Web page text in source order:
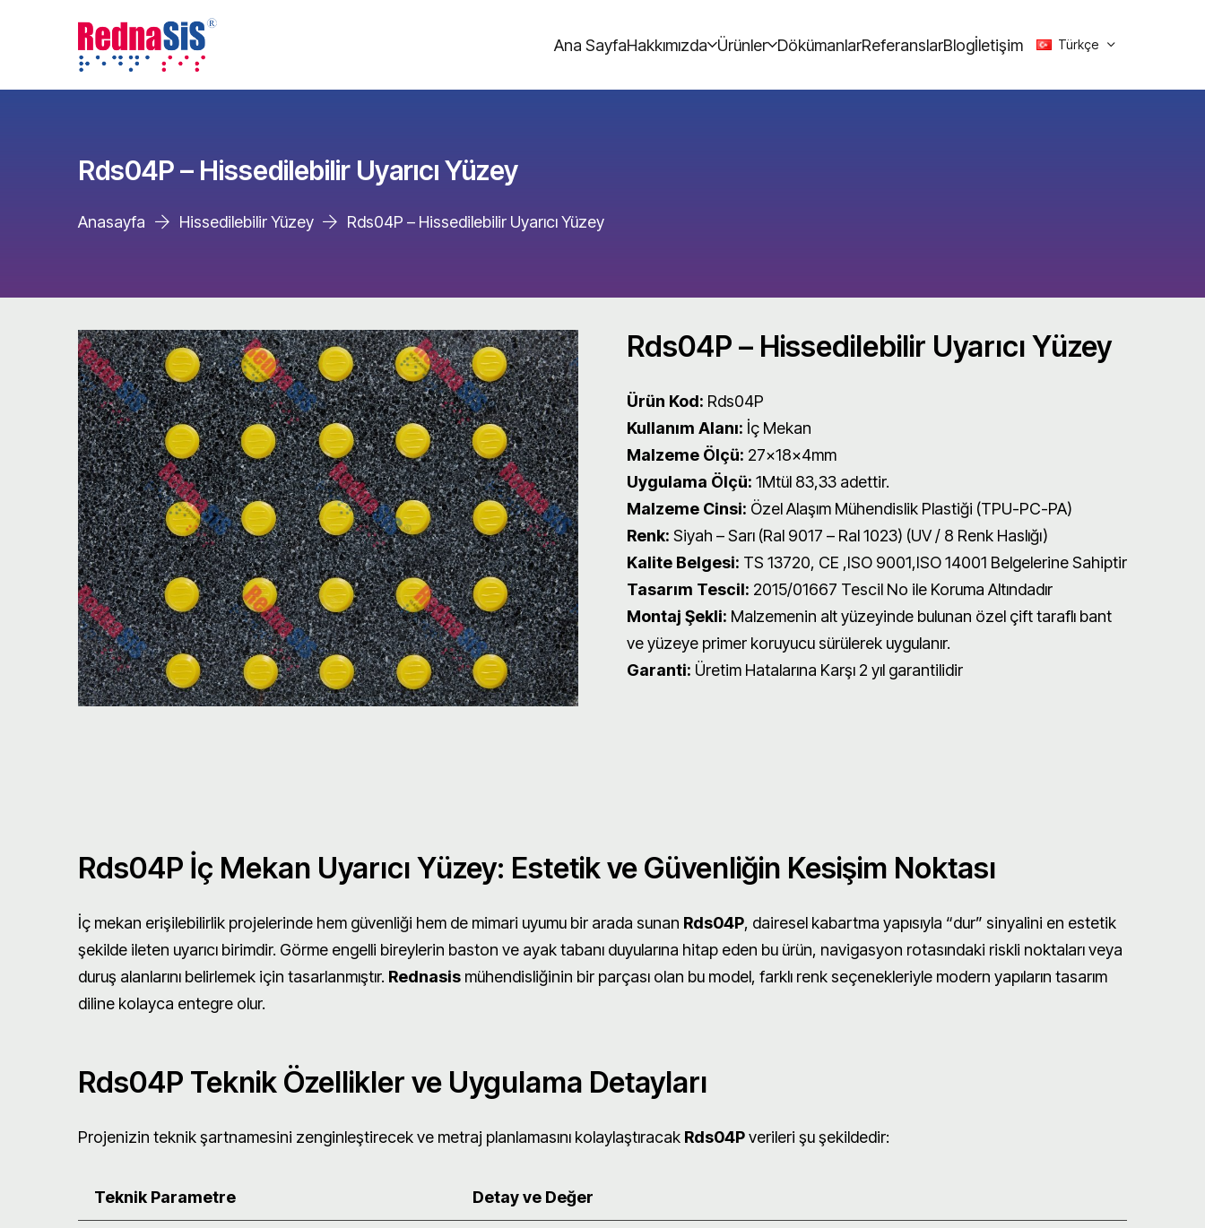
Ana SayfaHakkımızda Ürünler DökümanlarReferanslarBlogİletişim Türkçe
Rds04P – Hissedilebilir Uyarıcı Yüzey
Anasayfa Hissedilebilir Yüzey Rds04P – Hissedilebilir Uyarıcı Yüzey
Rds04P – Hissedilebilir Uyarıcı Yüzey
Ürün Kod: Rds04P
Kullanım Alanı: İç Mekan
Malzeme Ölçü: 27x18x4mm
Uygulama Ölçü: 1Mtül 83,33 adettir.
Malzeme Cinsi: Özel Alaşım Mühendislik Plastiği (TPU-PC-PA)
Renk: Siyah – Sarı (Ral 9017 – Ral 1023) (UV / 8 Renk Haslığı)
Kalite Belgesi: TS 13720, CE ,ISO 9001,ISO 14001 Belgelerine Sahiptir
Tasarım Tescil: 2015/01667 Tescil No ile Koruma Altındadır
Montaj Şekli: Malzemenin alt yüzeyinde bulunan özel çift taraflı bant
ve yüzeye primer koruyucu sürülerek uygulanır.
Garanti: Üretim Hatalarına Karşı 2 yıl garantilidir
Rds04P İç Mekan Uyarıcı Yüzey: Estetik ve Güvenliğin Kesişim Noktası
İç mekan erişilebilirlik projelerinde hem güvenliği hem de mimari uyumu bir arada sunan Rds04P, dairesel kabartma yapısıyla “dur” sinyalini en estetik
şekilde ileten uyarıcı birimdir. Görme engelli bireylerin baston ve ayak tabanı duyularına hitap eden bu ürün, navigasyon rotasındaki riskli noktaları veya
duruş alanlarını belirlemek için tasarlanmıştır. Rednasis mühendisliğinin bir parçası olan bu model, farklı renk seçenekleriyle modern yapıların tasarım
diline kolayca entegre olur.
Rds04P Teknik Özellikler ve Uygulama Detayları
Projenizin teknik şartnamesini zenginleştirecek ve metraj planlamasını kolaylaştıracak Rds04Pverileri şu şekildedir:
Teknik Parametre Detay ve Değer